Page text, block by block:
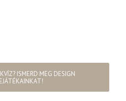
ISMERD MEG DESIGN